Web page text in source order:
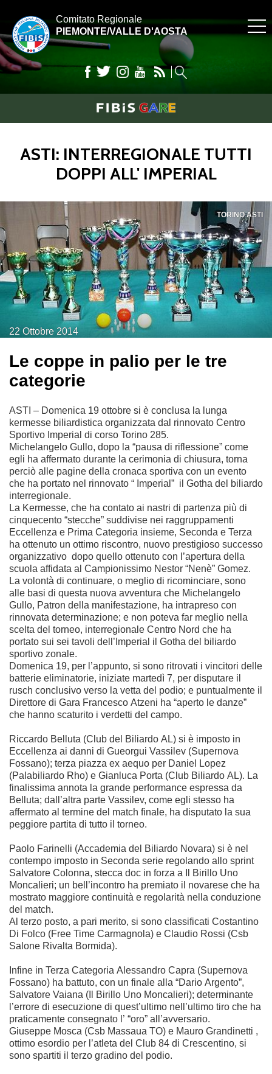
Comitato Regionale
PIEMONTE/VALLE D'AOSTA
ASTI: INTERREGIONALE TUTTI
DOPPI ALL' IMPERIAL
22 Ottobre 2014
TORINO ASTI
Le coppe in palio per le tre
categorie
ASTI – Domenica 19 ottobre si è conclusa la lunga
kermesse biliardistica organizzata dal rinnovato Centro
Sportivo Imperial di corso Torino 285.
Michelangelo Gullo, dopo la “pausa di riflessione” come
egli ha affermato durante la cerimonia di chiusura, torna
perciò alle pagine della cronaca sportiva con un evento
che ha portato nel rinnovato “ Imperial” il Gotha del biliardo
interregionale.
La Kermesse, che ha contato ai nastri di partenza più di
cinquecento “stecche” suddivise nei raggruppamenti
Eccellenza e Prima Categoria insieme, Seconda e Terza
ha ottenuto un ottimo riscontro, nuovo prestigioso successo
organizzativo dopo quello ottenuto con l’apertura della
scuola affidata al Campionissimo Nestor “Nenè” Gomez.
La volontà di continuare, o meglio di ricominciare, sono
alle basi di questa nuova avventura che Michelangelo
Gullo, Patron della manifestazione, ha intrapreso con
rinnovata determinazione; e non poteva far meglio nella
scelta del torneo, interregionale Centro Nord che ha
portato sui sei tavoli dell’Imperial il Gotha del biliardo
sportivo zonale.
Domenica 19, per l’appunto, si sono ritrovati i vincitori delle
batterie eliminatorie, iniziate martedì 7, per disputare il
rusch conclusivo verso la vetta del podio; e puntualmente il
Direttore di Gara Francesco Atzeni ha “aperto le danze”
che hanno scaturito i verdetti del campo.
Riccardo Belluta (Club del Biliardo AL) si è imposto in
Eccellenza ai danni di Gueorgui Vassilev (Supernova
Fossano); terza piazza ex aequo per Daniel Lopez
(Palabiliardo Rho) e Gianluca Porta (Club Biliardo AL). La
finalissima annota la grande performance espressa da
Belluta; dall’altra parte Vassilev, come egli stesso ha
affermato al termine del match finale, ha disputato la sua
peggiore partita di tutto il torneo.
Paolo Farinelli (Accademia del Biliardo Novara) si è nel
contempo imposto in Seconda serie regolando allo sprint
Salvatore Colonna, stecca doc in forza a Il Birillo Uno
Moncalieri; un bell’incontro ha premiato il novarese che ha
mostrato maggiore continuità e regolarità nella conduzione
del match.
Al terzo posto, a pari merito, si sono classificati Costantino
Di Folco (Free Time Carmagnola) e Claudio Rossi (Csb
Salone Rivalta Bormida).
Infine in Terza Categoria Alessandro Capra (Supernova
Fossano) ha battuto, con un finale alla “Dario Argento”,
Salvatore Vaiana (Il Birillo Uno Moncalieri); determinante
l’errore di esecuzione di quest’ultimo nell’ultimo tiro che ha
praticamente consegnato l’ “oro” all’avversario.
Giuseppe Mosca (Csb Massaua TO) e Mauro Grandinetti ,
ottimo esordio per l’atleta del Club 84 di Crescentino, si
sono spartiti il terzo gradino del podio.